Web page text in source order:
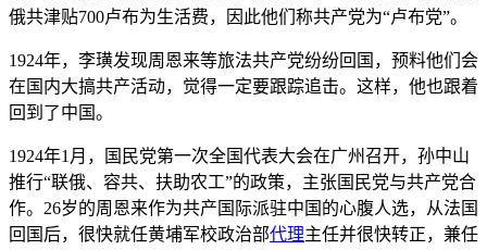
俄共津贴700卢布为生活费，因此他们称共产党为“卢布党”。
1924年，李璜发现周恩来等旅法共产党纷纷回国，预料他们会
在国内大搞共产活动，觉得一定要跟踪追击。这样，他也跟着
回到了中国。
1924年1月，国民党第一次全国代表大会在广州召开，孙中山
推行“联俄、容共、扶助农工”的政策，主张国民党与共产党合
作。26岁的周恩来作为共产国际派驻中国的心腹人选，从法国
回国后，很快就任黄埔军校政治部代理主任并很快转正，兼任